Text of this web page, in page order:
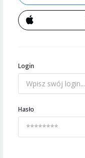
Login
Hasło